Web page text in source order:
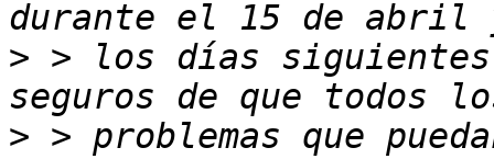
> > los días siguientes.
> > problemas que